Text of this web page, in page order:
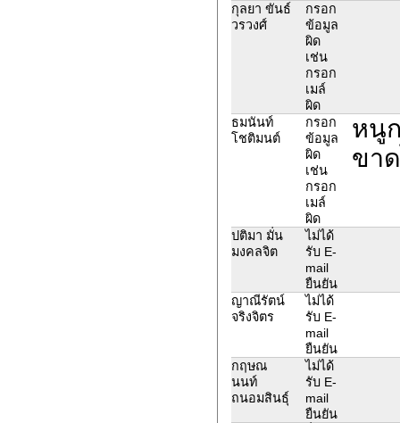
กุลยา ขันธ์
วรวงศ์
กรอก
ข้อมูล
ผิด
เช่น
กรอก
เมล์
ผิด
ธมนันท์
โชติมนต์
กรอก
ข้อมูล
ผิด
เช่น
กรอก
เมล์
ผิด
หนู
ขา
ปติมา มั่น
มงคลจิต
ไม่ได้
รับ E-
mail
ยืนยัน
ญาณีรัตน์
จริงจิตร
ไม่ได้
รับ E-
mail
ยืนยัน
กฤษณ
นนท์
ถนอมสินธุ์
ไม่ได้
รับ E-
mail
ยืนยัน